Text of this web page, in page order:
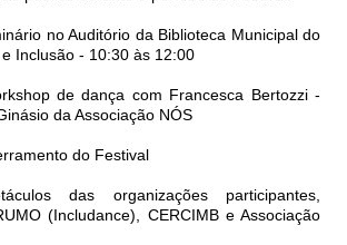
no Auditório da Biblioteca Municipal do
Inclusão - 10:30 às 12:00
de dança com Francesca Bertozzi -
da Associação NÓS
do Festival
das organizações participantes,
(Includance), CERCIMB e Associação